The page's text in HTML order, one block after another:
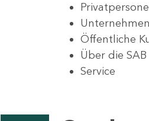
Unternehmen
Öffentliche
Über die SAB
Service